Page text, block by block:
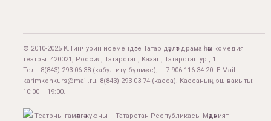
© 2010-2025 К.Тинчурин исемендәге Татар дәүләт драма һәм комедия
театры. 420021, Россия, Татарстан, Казан, Татарстан ур., 1.
Тел.: 8(843) 293-06-38 (кабул итү бүлмәсе), + 7 906 116 34 20. E-Mail:
karimkonkurs@mail.ru. 8(843) 293-03-74 (касса). Кассаның эш вакыты:
10:00 – 19:00.
Театрны гамәлгә куючы – Татарстан Республикасы Мәдәният